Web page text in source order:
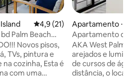
4,9 de uma avaliação média
4,9 (21)
Palm Beach
pisos,
TVs, pintura e
cozinha, Esta é
com uma
Apartamento ⋅
Apartamento de
vista para o mar
AKA West Palm
arejados e
de cursos de
distância, o local